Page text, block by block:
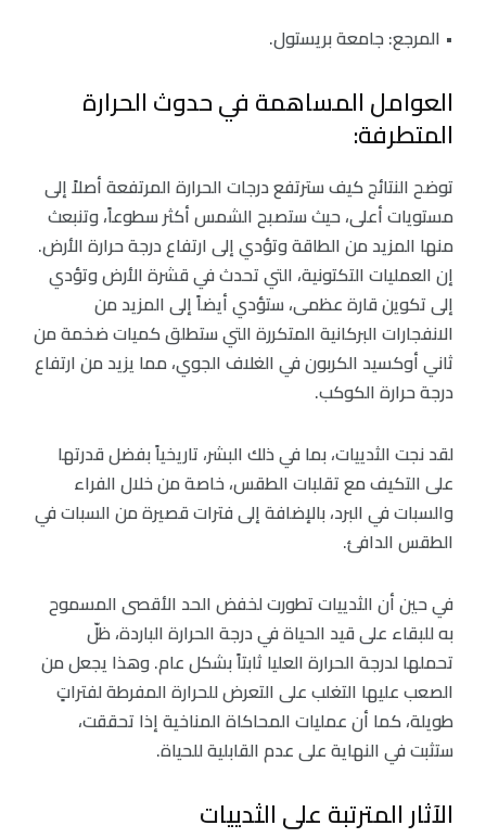
• المرجع: جامعة بريستول.
العوامل المساهمة في حدوث الحرارة
المتطرفة:
توضح النتائج كيف سترتفع درجات الحرارة المرتفعة أصلاً إلى
مستويات أعلى، حيث ستصبح الشمس أكثر سطوعاً، وتنبعث
منها المزيد من الطاقة وتؤدي إلى ارتفاع درجة حرارة الأرض.
إن العمليات التكتونية، التي تحدث في قشرة الأرض وتؤدي
إلى تكوين قارة عظمى، ستؤدي أيضاً إلى المزيد من
الانفجارات البركانية المتكررة التي ستطلق كميات ضخمة من
ثاني أوكسيد الكربون في الغلاف الجوي، مما يزيد من ارتفاع
درجة حرارة الكوكب.
لقد نجت الثدييات، بما في ذلك البشر، تاريخياً بفضل قدرتها
على التكيف مع تقلبات الطقس، خاصة من خلال الفراء
والسبات في البرد، بالإضافة إلى فترات قصيرة من السبات في
الطقس الدافئ.
في حين أن الثدييات تطورت لخفض الحد الأقصى المسموح
به للبقاء على قيد الحياة في درجة الحرارة الباردة، ظلّ
تحملها لدرجة الحرارة العليا ثابتاً بشكل عام. وهذا يجعل من
الصعب عليها التغلب على التعرض للحرارة المفرطة لفتراتٍ
طويلة، كما أن عمليات المحاكاة المناخية إذا تحققت،
ستثبت في النهاية على عدم القابلية للحياة.
الآثار المترتبة على الثدييات